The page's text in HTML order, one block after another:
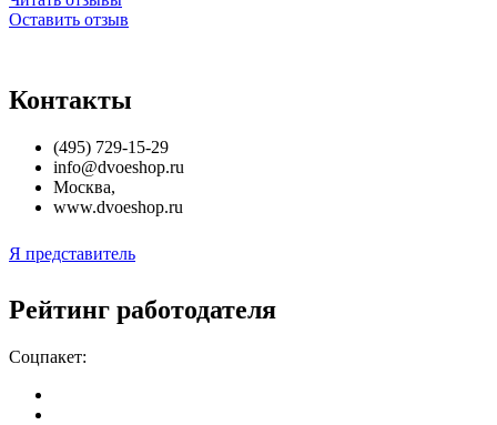
Оставить отзыв
Контакты
(495) 729-15-29
info@dvoeshop.ru
Москва,
www.dvoeshop.ru
Я представитель
Рейтинг работодателя
Соцпакет: